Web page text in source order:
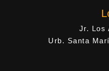
Jr. Los
Urb. Santa